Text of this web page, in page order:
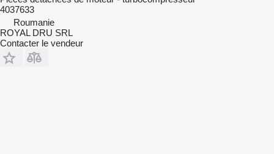
4037633
Roumanie
ROYAL DRU SRL
Contacter le vendeur